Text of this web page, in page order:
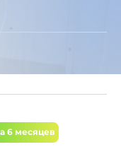
6 месяцев